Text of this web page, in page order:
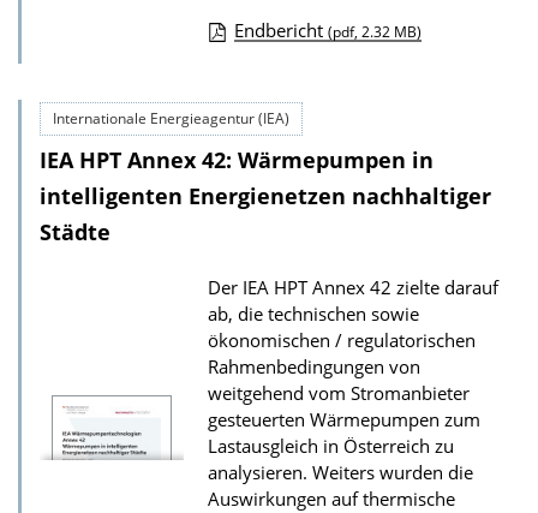
w
n
l
d
s
z
u
r
P
u
Endbericht (pdf, 2.32 MB)
Internationale Energieagentur (IEA)
IEA HPT Annex 42: Wärmepumpen in
intelligenten Energienetzen nachhaltiger
Städte
Der IEA HPT Annex 42 zielte darauf
ab, die technischen sowie
ökonomischen / regulatorischen
Rahmenbedingungen von
weitgehend vom Stromanbieter
gesteuerten Wärmepumpen zum
Lastausgleich in Österreich zu
analysieren. Weiters wurden die
Auswirkungen auf thermische